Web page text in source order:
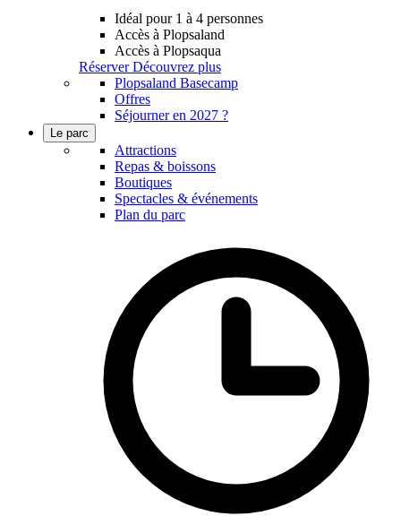
Idéal pour 1 à 4 personnes
Accès à Plopsaland
Accès à Plopsaqua
Réserver Découvrez plus
Plopsaland Basecamp
Offres
Séjourner en 2027 ?
Le parc
Attractions
Repas & boissons
Boutiques
Spectacles & événements
Plan du parc